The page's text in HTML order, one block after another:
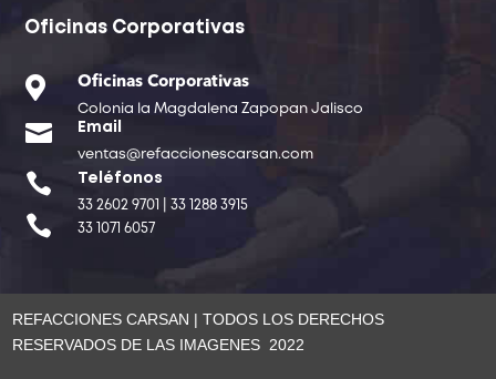
Oficinas Corporativas
 Oficinas Corporativas
Colonia la Magdalena Zapopan Jalisco
 Email
ventas@refaccionescarsan.com
 Teléfonos
33 2602 9701 | 33 1288 3915
 33 1071 6057
REFACCIONES CARSAN | TODOS LOS DERECHOS
RESERVADOS DE LAS IMAGENES 2022